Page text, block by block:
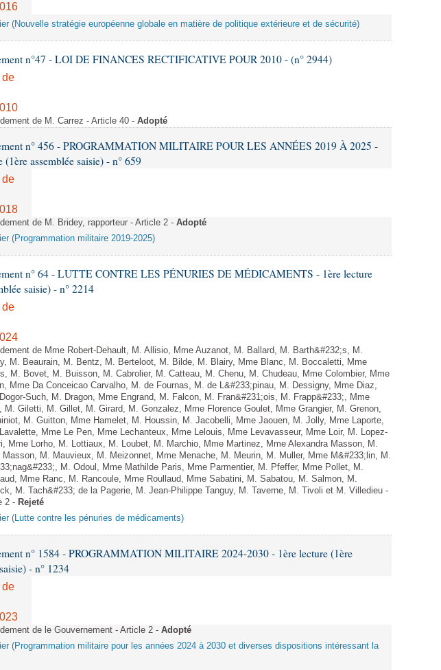
(Nouvelle stratégie européenne globale en matière de politique extérieure et de sécurité)
n°47 - LOI DE FINANCES RECTIFICATIVE POUR 2010 - (n° 2944)
de
de M. Carrez - Article 40 - Adopté
n° 456 - PROGRAMMATION MILITAIRE POUR LES ANNÉES 2019 À 2025 -
(1ère assemblée saisie) - n° 659
de
de M. Bridey, rapporteur - Article 2 - Adopté
(Programmation militaire 2019-2025)
n° 64 - LUTTE CONTRE LES PÉNURIES DE MÉDICAMENTS - 1ère lecture
saisie) - n° 2214
de
de Mme Robert-Dehault, M. Allisio, Mme Auzanot, M. Ballard, M. Barth&#232;s, M.
M. Beaurain, M. Bentz, M. Berteloot, M. Bilde, M. Blairy, Mme Blanc, M. Boccaletti, Mme
M. Bovet, M. Buisson, M. Cabrolier, M. Catteau, M. Chenu, M. Chudeau, Mme Colombier, Mme
Mme Da Conceicao Carvalho, M. de Fournas, M. de L&#233;pinau, M. Dessigny, Mme Diaz,
Such, M. Dragon, Mme Engrand, M. Falcon, M. Fran&#231;ois, M. Frapp&#233;, Mme
M. Giletti, M. Gillet, M. Girard, M. Gonzalez, Mme Florence Goulet, Mme Grangier, M. Grenon,
M. Guitton, Mme Hamelet, M. Houssin, M. Jacobelli, Mme Jaouen, M. Jolly, Mme Laporte,
Mme Le Pen, Mme Lechanteux, Mme Lelouis, Mme Levavasseur, Mme Loir, M. Lopez-
Mme Lorho, M. Lottiaux, M. Loubet, M. Marchio, Mme Martinez, Mme Alexandra Masson, M.
Masson, M. Mauvieux, M. Meizonnet, Mme Menache, M. Meurin, M. Muller, Mme M&#233;lin, M.
M. Odoul, Mme Mathilde Paris, Mme Parmentier, M. Pfeffer, Mme Pollet, M.
Mme Ranc, M. Rancoule, Mme Roullaud, Mme Sabatini, M. Sabatou, M. Salmon, M.
M. Tach&#233; de la Pagerie, M. Jean-Philippe Tanguy, M. Taverne, M. Tivoli et M. Villedieu -
2 - Rejeté
(Lutte contre les pénuries de médicaments)
n° 1584 - PROGRAMMATION MILITAIRE 2024-2030 - 1ère lecture (1ère
- n° 1234
de
de le Gouvernement - Article 2 - Adopté
(Programmation militaire pour les années 2024 à 2030 et diverses dispositions intéressant la